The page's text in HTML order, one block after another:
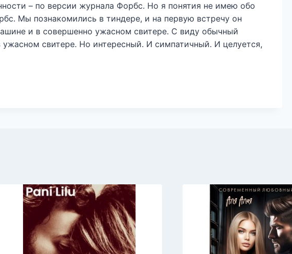
– по версии журнала Форбс. Но я понятия не имею обо
Мы познакомились в тиндере, и на первую встречу он
и в совершенно ужасном свитере. С виду обычный
свитере. Но интересный. И симпатичный. И целуется,